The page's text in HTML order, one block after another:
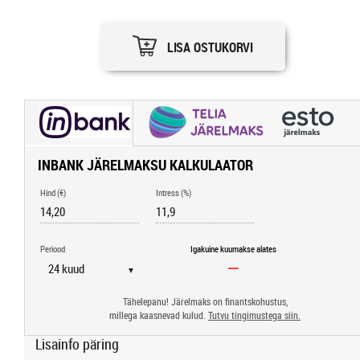
LISA OSTUKORVI
INBANK JÄRELMAKSU KALKULAATOR
Hind (€) Intress (%)
Periood
▼
Igakuine kuumakse alates
Tähelepanu! Järelmaks on finantskohustus,
millega kaasnevad kulud. Tutvu tingimustega siin.
Lisainfo päring